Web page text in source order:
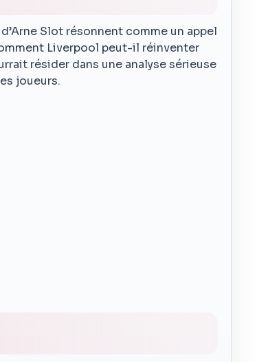
Slot résonnent comme un appel
Liverpool peut-il réinventer
résider dans une analyse sérieuse
joueurs.